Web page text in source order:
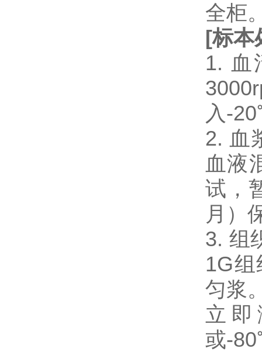
全柜
[标本
1. 血
入-
2. 血
血液
试，
月）
3. 组
1G
匀浆
立
或-